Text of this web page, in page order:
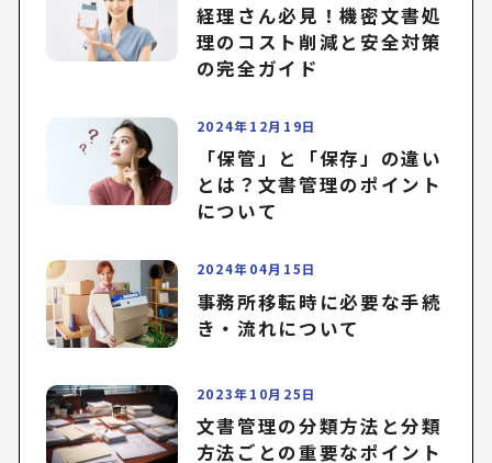
経理さん必見！機密文書処
理のコスト削減と安全対策
の完全ガイド
2024年12月19日
「保管」と「保存」の違い
とは？文書管理のポイント
について
2024年04月15日
事務所移転時に必要な手続
き・流れについて
2023年10月25日
文書管理の分類方法と分類
方法ごとの重要なポイント